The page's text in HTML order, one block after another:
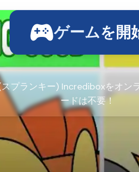
ゲームを開
プランキー) Incrediboxをオン
ードは不要！